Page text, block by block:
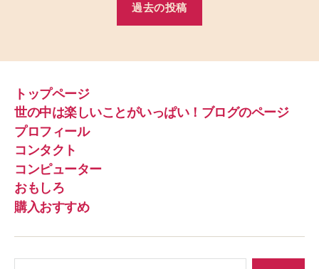
過去の投稿
トップページ
世の中は楽しいことがいっぱい！ブログのページ
プロフィール
コンタクト
コンピューター
おもしろ
購入おすすめ